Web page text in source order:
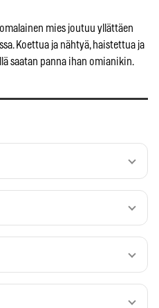
mies joutuu yllättäen
Koettua ja nähtyä, haistettua ja
saatan panna ihan omianikin.